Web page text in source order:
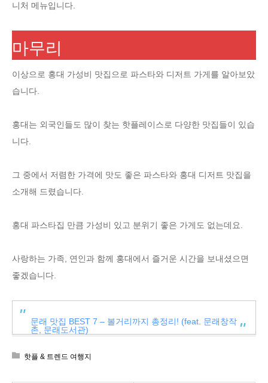
니처 메뉴입니다.
마무리
이상으로 홍대 가성비 맛집으로 파스타와 디저트 가게를 알아보았
습니다.
홍대는 외국인들도 많이 찾는 핫플레이스로 다양한 맛집들이 있습
니다.
그 중에서 저렴한 가격에 맛도 좋은 파스타와 홍대 디저트 맛집을
소개해 드렸습니다.
홍대 파스타집 만큼 가성비 있고 분위기 좋은 가게도 없는데요.
사랑하는 가족, 연인과 함께 홍대에서 즐거운 시간을 보내셨으면
좋겠습니다.
문래 맛집 BEST 7 – 볼거리까지 총정리! (feat. 문래창작
촌, 문래도서관)
핫플 & 트렌드 여행지